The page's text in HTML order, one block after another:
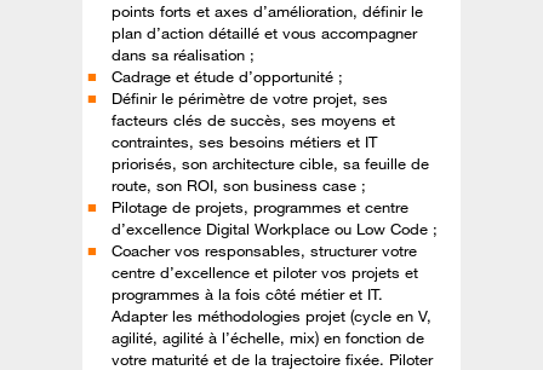
points forts et axes d’amélioration, définir le
plan d’action détaillé et vous accompagner
dans sa réalisation ;
Cadrage et étude d’opportunité ;
Définir le périmètre de votre projet, ses
facteurs clés de succès, ses moyens et
contraintes, ses besoins métiers et IT
priorisés, son architecture cible, sa feuille de
route, son ROI, son business case ;
Pilotage de projets, programmes et centre
d’excellence Digital Workplace ou Low Code ;
Coacher vos responsables, structurer votre
centre d’excellence et piloter vos projets et
programmes à la fois côté métier et IT.
Adapter les méthodologies projet (cycle en V,
agilité, agilité à l’échelle, mix) en fonction de
votre maturité et de la trajectoire fixée. Piloter